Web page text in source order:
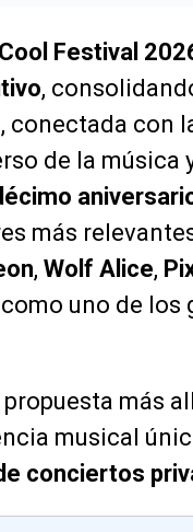
Festival
,
con
de la música
más
, Wolf Alice,
uno de los
más
musical
conciertos